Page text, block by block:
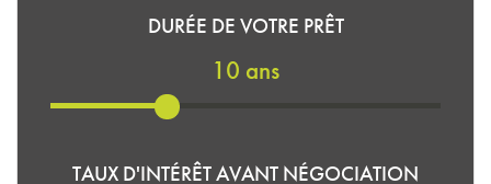
DURÉE DE VOTRE PRÊT
10 ans
TAUX D'INTÉRÊT AVANT NÉGOCIATION